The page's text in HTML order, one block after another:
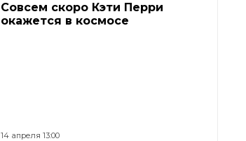
Совсем скоро Кэти Перри
окажется в космосе
14 апреля 13:00